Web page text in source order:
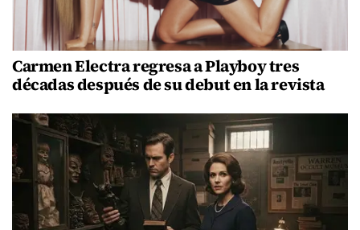
Carmen Electra regresa a Playboy tres
décadas después de su debut en la revista